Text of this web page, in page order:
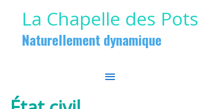
La Chapelle des Pots
Naturellement dynamique
MENU